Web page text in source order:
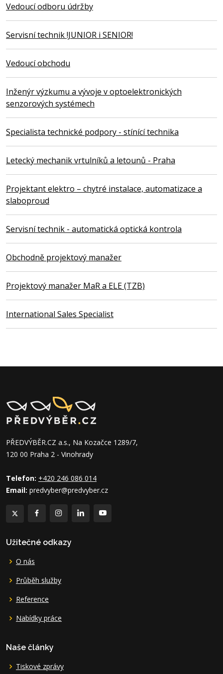
Vedoucí odboru údržby
Servisní technik !JUNIOR i SENIOR!
Vedoucí obchodu
Inženýr výzkumu a vývoje v optoelektronických
senzorových systémech
Specialista technické podpory - stínící technika
Letecký mechanik vrtulníků a letounů - Praha
Projektant elektro – chytré instalace, automatizace a
slaboproud
Servisní technik - automatická optická kontrola
Obchodně projektový manažer
Projektový manažer MaR a ELE (TZB)
International Sales Specialist
PŘEDVÝBĚR.CZ a.s., Na Kozačce 1289/7,
120 00 Praha 2 - Vinohrady
Telefon: +420 246 086 014
Email: predvyber@predvyber.cz
Užitečné odkazy
O nás
Průběh služby
Reference
Nabídky práce
Naše články
Tiskové zprávy